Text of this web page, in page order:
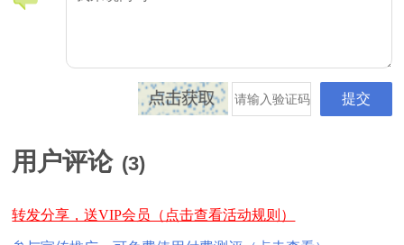
用户评论 (3)
转发分享，送VIP会员（点击查看活动规则）